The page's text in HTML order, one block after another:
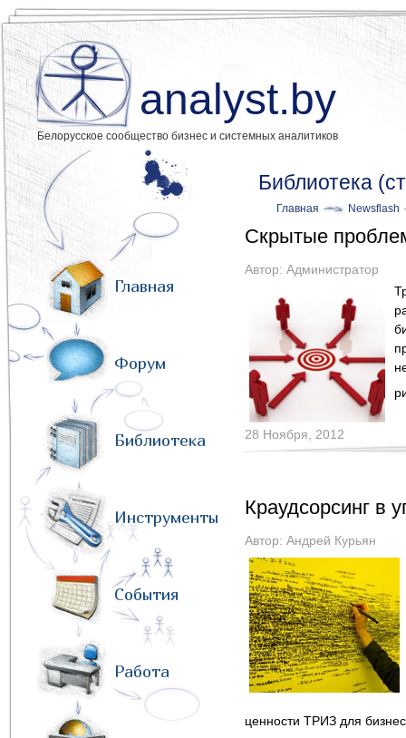
analyst.by
Белорусское сообщество бизнес и системных аналитиков
Главная
Форум
Библиотека
Инструменты
События
Работа
Библиотека
Главная Newsflash
Скрытые
Автор: Администратор
28 Ноября, 2012
Краудсорсинг в
Автор: Андрей Курьян
ценности ТРИЗ для